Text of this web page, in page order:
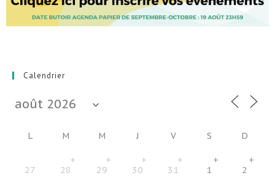
Calendrier
L M M J V S D
27 28
+
29
+
30
+
31
+
1
+
2
+